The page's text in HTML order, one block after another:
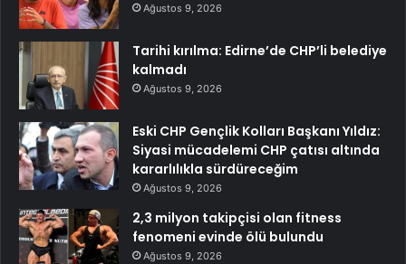
Ağustos 9, 2026
Tarihi kırılma: Edirne’de CHP’li belediye
kalmadı
Ağustos 9, 2026
Eski CHP Gençlik Kolları Başkanı Yıldız:
Siyasi mücadelemi CHP çatısı altında
kararlılıkla sürdüreceğim
Ağustos 9, 2026
2,3 milyon takipçisi olan fitness
fenomeni evinde ölü bulundu
Ağustos 9, 2026